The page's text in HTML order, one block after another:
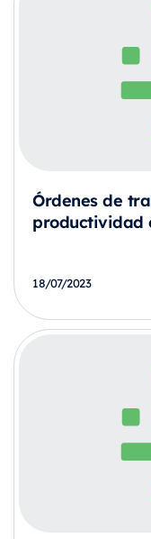
Órdenes de
productividad
18/07/2023